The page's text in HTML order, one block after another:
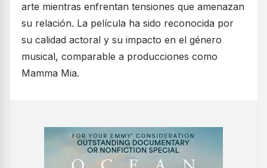
arte mientras enfrentan tensiones que amenazan
su relación. La película ha sido reconocida por
su calidad actoral y su impacto en el género
musical, comparable a producciones como
Mamma Mia.